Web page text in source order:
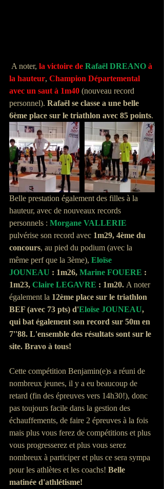
A noter, la victoire de Rafaël DREANO à
la hauteur, Champion Départemental
avec un saut à 1m40 (nouveau record
personnel). Rafaël se classe a une belle
6ème place sur le triathlon avec 85 points.
Belle prestation également des filles à la
hauteur, avec de nouveaux records
personnels : Morgane VALLERIE
pulvérise son record avec 1m29, 4ème du
concours, au pied du podium (avec la
même perf que la 3ème), Eloïse
JOUNEAU : 1m26, Marine FOUERE :
1m23, Claire LEGAVRE : 1m20. A noter
également la 12ème place sur le triathlon
BEF (avec 73 pts) d'Eloïse JOUNEAU,
qui bat également son record sur 50m en
7''88. L'ensemble des résultats sont sur le
site. Bravo à tous!
Cette compétition Benjamin(e)s a réuni de
nombreux jeunes, il y a eu beaucoup de
retard (fin des épreuves vers 14h30!), donc
pas toujours facile dans la gestion des
échauffements, de faire 2 épreuves à la fois
mais plus vous ferez de compétitions et plus
vous progresserez et plus vous serez
nombreux à participer et plus ce sera sympa
pour les athlètes et les coachs! Belle
matinée d'athlétisme!